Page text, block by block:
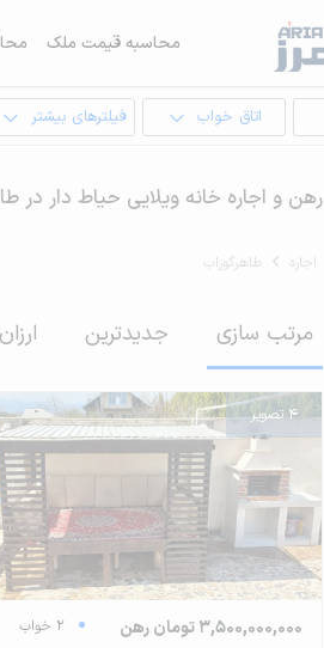
محاسبه قیمت ملک
اتاق خواب فیلترهای بیشتر
رهن و اجاره خانه ویلایی حیاط دار در
اجاره طاهرگوراب
مرتب سازی جدیدترین
4 تصویر
3,500,000,000 تومان رهن
2 خواب